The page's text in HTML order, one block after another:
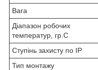
Вага
Діапазон робочих
температур, гр.С
Ступінь захисту по IP
Тип монтажу